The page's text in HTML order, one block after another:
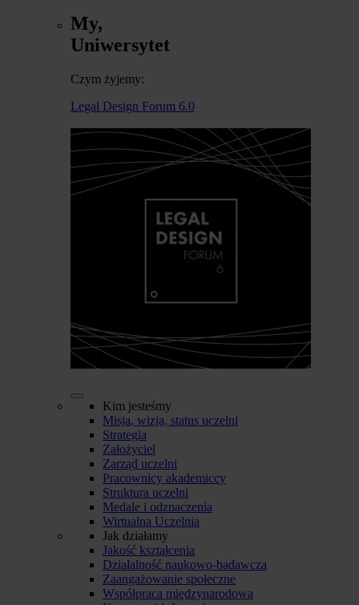
My,
Uniwersytet
Czym żyjemy:
Legal Design Forum 6.0
Kim jesteśmy
Misja, wizja, status uczelni
Strategia
Założyciel
Zarząd uczelni
Pracownicy akademiccy
Struktura uczelni
Medale i odznaczenia
Wirtualna Uczelnia
Jak działamy
Jakość kształcenia
Działalność naukowo-badawcza
Zaangażowanie społeczne
Współpraca międzynarodowa